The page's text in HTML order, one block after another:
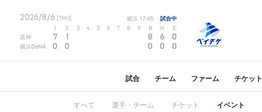
2026/8/6 [THU] 横浜 17:45 試合中
2 3 4 5 6 7 8 9 R H E
阪神 7 1 8 6 0
横浜DeNA 0 0 0 0 0
試合 チーム ファーム チケット
すべて 選手・チーム チケット イベント